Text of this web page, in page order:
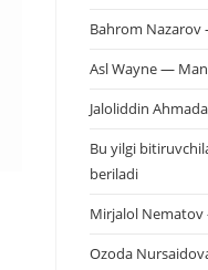
Bahrom Nazarov
Asl Wayne —
Jaloliddin
Bu yilgi
beriladi
Mirjalol Nematov
Ozoda